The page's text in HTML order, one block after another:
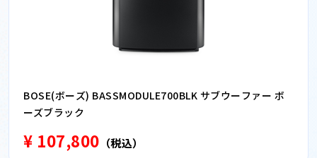
BOSE(ボーズ) BASSMODULE700BLK サブウーファー ボ
ーズブラック
¥ 107,800 （税込）